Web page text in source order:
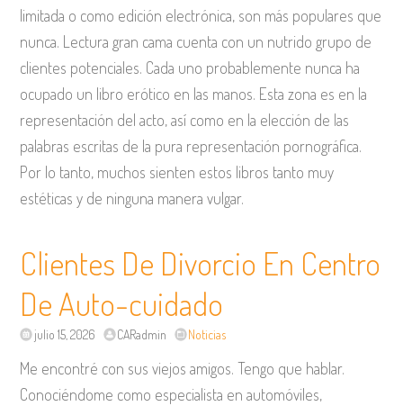
limitada o como edición electrónica, son más populares que
nunca. Lectura gran cama cuenta con un nutrido grupo de
clientes potenciales. Cada uno probablemente nunca ha
ocupado un libro erótico en las manos. Esta zona es en la
representación del acto, así como en la elección de las
palabras escritas de la pura representación pornográfica.
Por lo tanto, muchos sienten estos libros tanto muy
estéticas y de ninguna manera vulgar.
Clientes De Divorcio En Centro
De Auto-cuidado
julio 15, 2026 CARadmin Noticias
Me encontré con sus viejos amigos. Tengo que hablar.
Conociéndome como especialista en automóviles,